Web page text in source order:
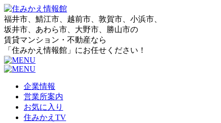
福井市、鯖江市、越前市、敦賀市、小浜市、
坂井市、あわら市、大野市、勝山市の
賃貸マンション・不動産なら
「住みかえ情報館」にお任せください！
企業情報
営業所案内
お気に入り
住みかえTV